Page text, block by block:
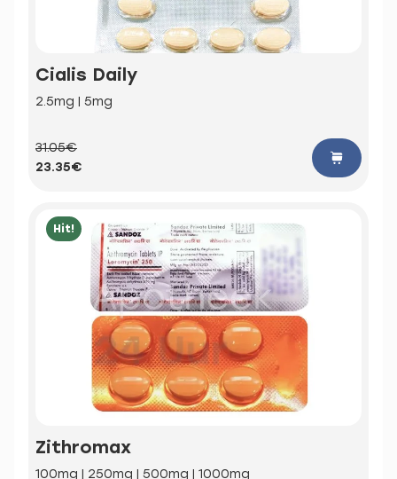
Cialis Daily
2.5mg | 5mg
31.05€
23.35€
Hit!
Zithromax
100mg | 250mg | 500mg | 1000mg